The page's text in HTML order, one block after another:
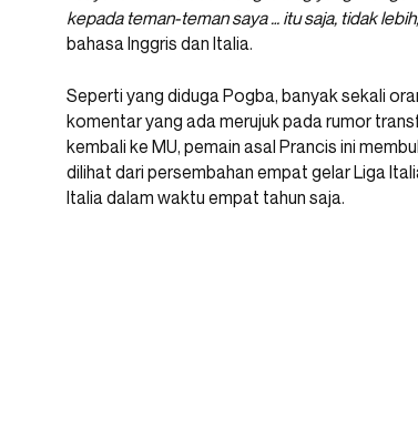
kepada teman-teman saya … itu saja, tidak lebih,
bahasa Inggris dan Italia.
Seperti yang diduga Pogba, banyak sekali
komentar yang ada merujuk pada rumor
kembali ke MU, pemain asal Prancis ini
dilihat dari persembahan empat gelar Liga
Italia dalam waktu empat tahun saja.